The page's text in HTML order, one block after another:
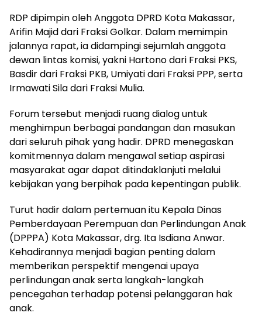
RDP dipimpin oleh Anggota DPRD Kota Makassar,
Arifin Majid dari Fraksi Golkar. Dalam memimpin
jalannya rapat, ia didampingi sejumlah anggota
dewan lintas komisi, yakni Hartono dari Fraksi PKS,
Basdir dari Fraksi PKB, Umiyati dari Fraksi PPP, serta
Irmawati Sila dari Fraksi Mulia.
Forum tersebut menjadi ruang dialog untuk
menghimpun berbagai pandangan dan masukan
dari seluruh pihak yang hadir. DPRD menegaskan
komitmennya dalam mengawal setiap aspirasi
masyarakat agar dapat ditindaklanjuti melalui
kebijakan yang berpihak pada kepentingan publik.
Turut hadir dalam pertemuan itu Kepala Dinas
Pemberdayaan Perempuan dan Perlindungan Anak
(DPPPA) Kota Makassar, drg. Ita Isdiana Anwar.
Kehadirannya menjadi bagian penting dalam
memberikan perspektif mengenai upaya
perlindungan anak serta langkah-langkah
pencegahan terhadap potensi pelanggaran hak
anak.